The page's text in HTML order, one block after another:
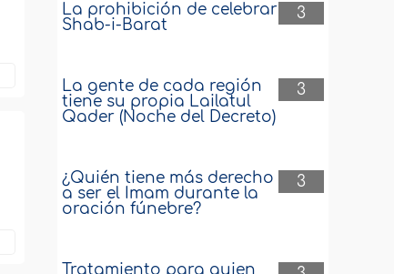
3
La prohibición de celebrar
Shab-i-Barat
3
La gente de cada región
tiene su propia Lailatul
Qader (Noche del Decreto)
3
¿Quién tiene más derecho
a ser el Imam durante la
oración fúnebre?
Tratamiento para quien